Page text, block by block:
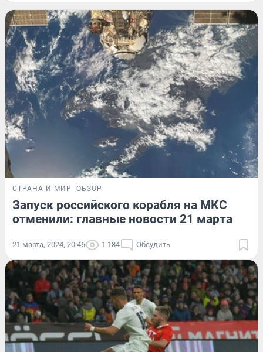
СТРАНА И МИР ОБЗОР
Запуск российского корабля на МКС
отменили: главные новости 21 марта
21 марта, 2024, 20:46 1 184 Обсудить